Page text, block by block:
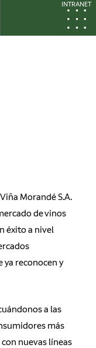
INTRANET
Morandé S.A.
de vinos
éxito a nivel
ya reconocen y
a las
más
nuevas líneas